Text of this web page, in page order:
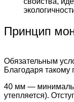
Принцип
Обязательным
Благодаря такому
40 мм —
утепляется).